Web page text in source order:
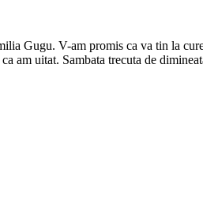
Gugu. V-am promis ca va tin la
am uitat. Sambata trecuta de